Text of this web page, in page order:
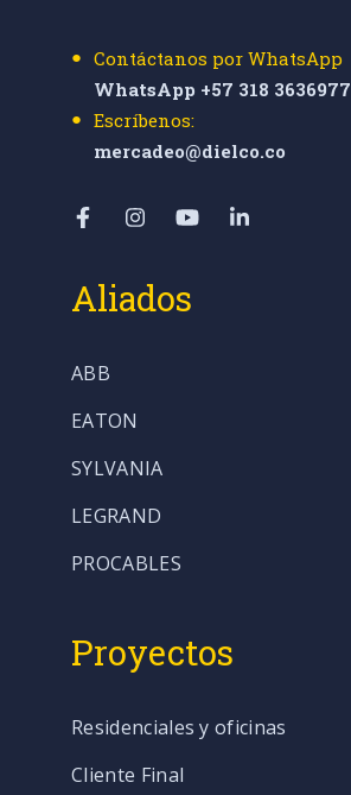
Contáctanos por WhatsApp
WhatsApp +57 318 3636977
Escríbenos:
mercadeo@dielco.co
Aliados
ABB
EATON
SYLVANIA
LEGRAND
PROCABLES
Proyectos
Residenciales y oficinas
Cliente Final